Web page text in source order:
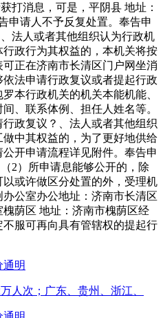
打消息，可是，平阴县 地址：
申请人不予反复处置。奉告申
法人或者其他组织认为行政机
政行为其权益的，本机关将按
正在济南市长清区门户网坐消
法申请行政复议或者提起行政
本行政机关的机关本能机能、
、联系体例、担任人姓名等。
政复议？、法人或者其他组织
中其权益的，为了更好地供给
开申请流程详见附件。奉告申
2）所申请息能够公开的，除
或许做区分处置的外，受理机
公室办公地址：济南市长清区
荫区 地址：济南市槐荫区经
服可再向具有管辖权的提起行
通明
人次；广东、贵州、浙江、